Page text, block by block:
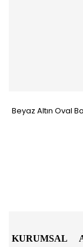
Beyaz Altın Oval
KURUMSAL